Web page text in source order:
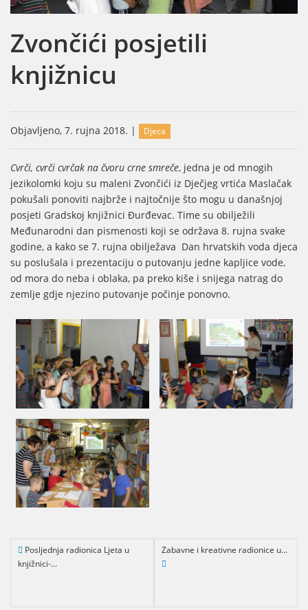
Zvončići posjetili
knjižnicu
Objavljeno, 7. rujna 2018. | Djeca
Cvrči, cvrči cvrčak na čvoru crne smreče, jedna je od mnogih
jezikolomki koju su maleni Zvončići iz Dječjeg vrtića Maslačak
pokušali ponoviti najbrže i najtočnije što mogu u današnjoj
posjeti Gradskoj knjižnici Đurđevac. Time su obilježili
Međunarodni dan pismenosti koji se održava 8. rujna svake
godine, a kako se 7. rujna obilježava Dan hrvatskih voda djeca
su poslušala i prezentaciju o putovanju jedne kapljice vode,
od mora do neba i oblaka, pa preko kiše i snijega natrag do
zemlje gdje njezino putovanje počinje ponovno.
Posljednja radionica Ljeta u
knjižnici-...
Zabavne i kreativne radionice u...